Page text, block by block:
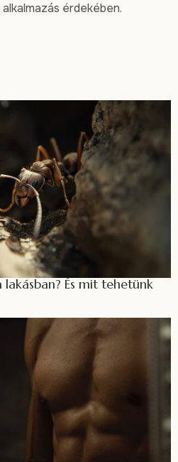
érdekében.
És mit tehetünk